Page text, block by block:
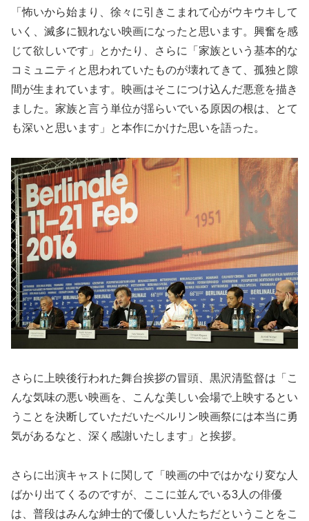
「怖いから始まり、徐々に引きこまれて心がウキウキして
いく、滅多に観れない映画になったと思います。興奮を感
じて欲しいです」とかたり、さらに「家族という基本的な
コミュニティと思われていたものが壊れてきて、孤独と隙
間が生まれています。映画はそこにつけ込んだ悪意を描き
ました。家族と言う単位が揺らいでいる原因の根は、とて
も深いと思います」と本作にかけた思いを語った。
さらに上映後行われた舞台挨拶の冒頭、黒沢清監督は「こ
んな気味の悪い映画を、こんな美しい会場で上映するとい
うことを決断していただいたベルリン映画祭には本当に勇
気があるなと、深く感謝いたします」と挨拶。
さらに出演キャストに関して「映画の中ではかなり変な人
ばかり出てくるのですが、ここに並んでいる3人の俳優
は、普段はみんな紳士的で優しい人たちだということをこ